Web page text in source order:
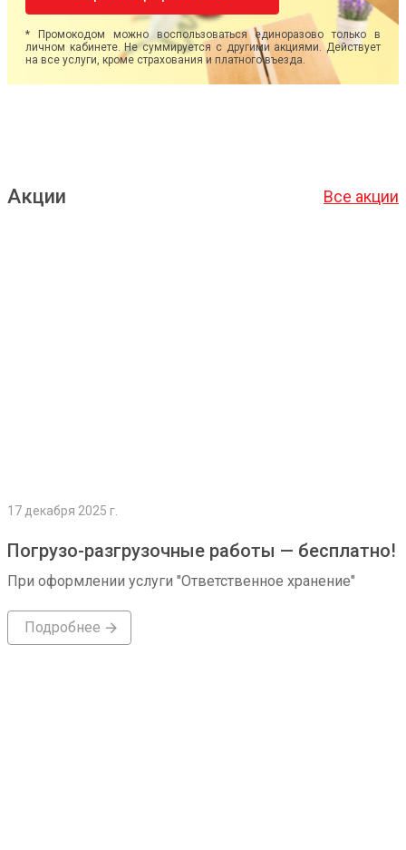
* Промокодом можно воспользоваться единоразово только в
личном кабинете. Не суммируется с другими акциями. Действует
на все услуги, кроме страхования и платного въезда.
Акции Все акции
17 декабря 2025 г.
Погрузо-разгрузочные работы — бесплатно!
При оформлении услуги "Ответственное хранение"
Подробнее